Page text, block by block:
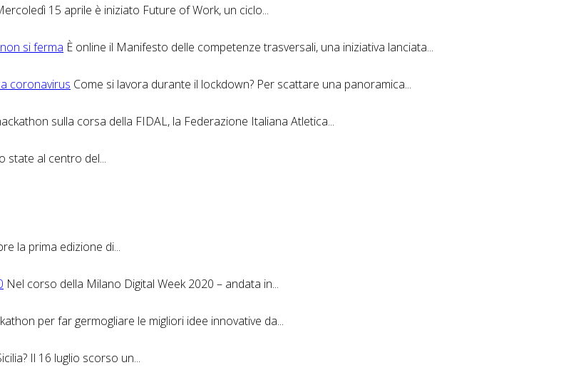
15 aprile è iniziato Future of Work, un ciclo...
si ferma È online il Manifesto delle competenze trasversali, una iniziativa lanciata...
coronavirus Come si lavora durante il lockdown? Per scattare una panoramica...
sulla corsa della FIDAL, la Federazione Italiana Atletica...
state al centro del...
la prima edizione di...
Nel corso della Milano Digital Week 2020 – andata in...
per far germogliare le migliori idee innovative da...
Il 16 luglio scorso un...